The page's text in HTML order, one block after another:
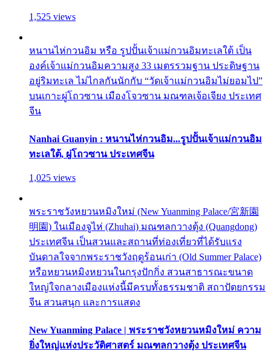
1,525 views
หนานไห่กวนอิม หรือ รูปปั้นเจ้าแม่กวนอิมทะเลใต้ เป็น
องค์เจ้าแม่กวนอิมความสูง 33 เมตรรวมฐาน ประดิษฐาน
อยู่ริมทะเล ไม่ไกลกันนักกับ “วัดเจ้าแม่กวนอิมไม่ยอมไป”
บนเกาะผู่โถวซาน เมืองโจวซาน มณฑลเจ้อเจียง ประเทศ
จีน
Nanhai Guanyin : หนานไห่กวนอิม...รูปปั้นเจ้าแม่กวนอิม
ทะเลใต้, ผู่โถวซาน ประเทศจีน
1,025 views
พระราชวังหยวนหมิงใหม่ (New Yuanming Palace/宮新園
明園) ในเมืองจูไห่ (Zhuhai) มณฑลกวางตุ้ง (Quangdong)
ประเทศจีน เป็นสวนและสถานที่ท่องเที่ยวที่ได้รับแรง
บันดาลใจจากพระราชวังฤดูร้อนเก่า (Old Summer Palace)
หรือหยวนหมิงหยวนในกรุงปักกิ่ง สวนสาธารณะขนาด
ใหญ่ใจกลางเมืองแห่งนี้มีครบทั้งธรรมชาติ สถาปัตยกรรม
จีน สวนสนุก และการแสดง
New Yuanming Palace | พระราชวังหยวนหมิงใหม่ ความ
ยิ่งใหญ่แห่งประวัติศาสตร์ มณฑลกวางตุ้ง ประเทศจีน